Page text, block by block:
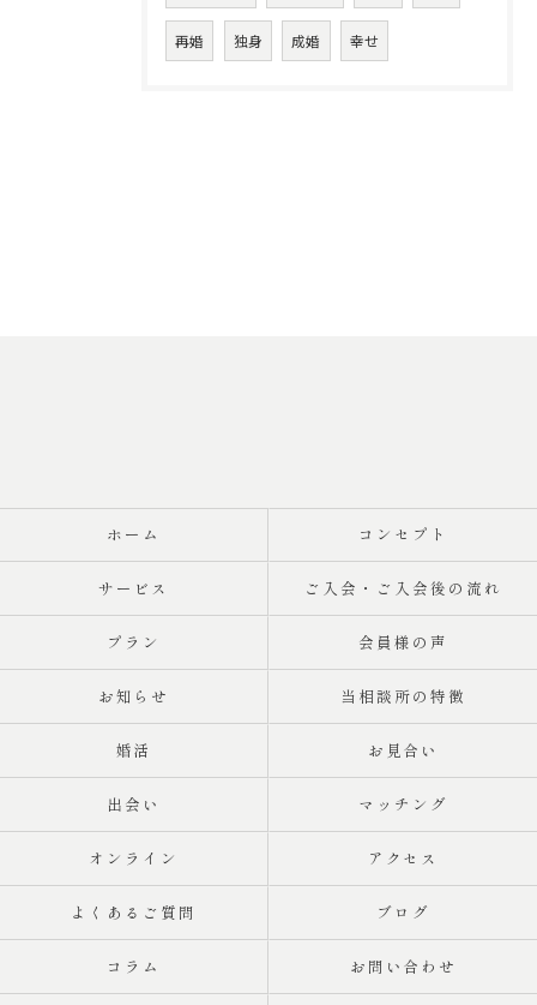
再婚 独身 成婚 幸せ
ホーム コンセプト
サービス ご入会・ご入会後の流れ
プラン 会員様の声
お知らせ 当相談所の特徴
婚活 お見合い
出会い マッチング
オンライン アクセス
よくあるご質問 ブログ
コラム お問い合わせ